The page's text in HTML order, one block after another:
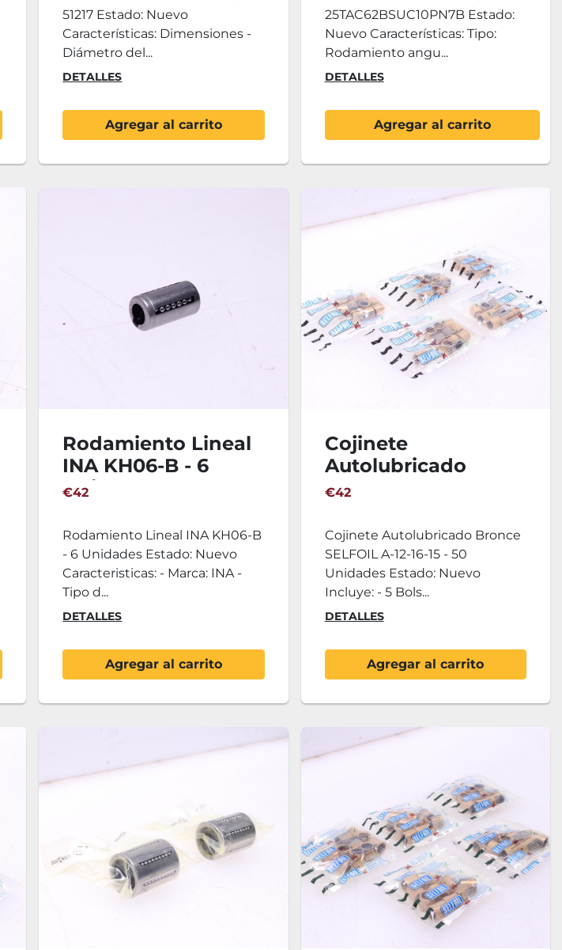
51217 Estado: Nuevo
Características: Dimensiones -
Diámetro del...
DETALLES
Agregar al carrito
25TAC62BSUC10PN7B Estado:
Nuevo Características: Tipo:
Rodamiento angu...
DETALLES
Agregar al carrito
Rodamiento Lineal
INA KH06-B - 6
Unidades
€42
Rodamiento Lineal INA KH06-B
- 6 Unidades Estado: Nuevo
Caracteristicas: - Marca: INA -
Tipo d...
DETALLES
Agregar al carrito
Cojinete
Autolubricado
Bronce SELFOIL A-
Unidades
€42
Cojinete Autolubricado Bronce
SELFOIL A-12-16-15 - 50
Unidades Estado: Nuevo
Incluye: - 5 Bols...
DETALLES
Agregar al carrito